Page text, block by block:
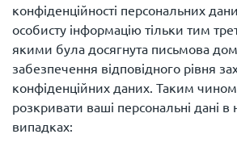
конфіденційності персональних
особисту інформацію тільки тим
якими була досягнута письмова
забезпечення відповідного рівня
конфіденційних даних. Таким
розкривати ваші персональні дані в